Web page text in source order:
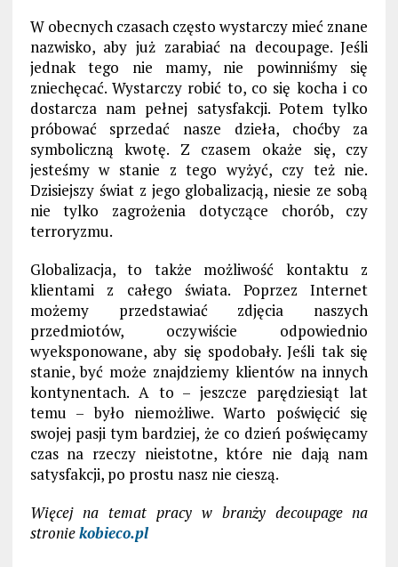
W obecnych czasach często wystarczy mieć znane
nazwisko, aby już zarabiać na decoupage. Jeśli
jednak tego nie mamy, nie powinniśmy się
zniechęcać. Wystarczy robić to, co się kocha i co
dostarcza nam pełnej satysfakcji. Potem tylko
próbować sprzedać nasze dzieła, choćby za
symboliczną kwotę. Z czasem okaże się, czy
jesteśmy w stanie z tego wyżyć, czy też nie.
Dzisiejszy świat z jego globalizacją, niesie ze sobą
nie tylko zagrożenia dotyczące chorób, czy
terroryzmu.
Globalizacja, to także możliwość kontaktu z
klientami z całego świata. Poprzez Internet
możemy przedstawiać zdjęcia naszych
przedmiotów, oczywiście odpowiednio
wyeksponowane, aby się spodobały. Jeśli tak się
stanie, być może znajdziemy klientów na innych
kontynentach. A to – jeszcze parędziesiąt lat
temu – było niemożliwe. Warto poświęcić się
swojej pasji tym bardziej, że co dzień poświęcamy
czas na rzeczy nieistotne, które nie dają nam
satysfakcji, po prostu nasz nie cieszą.
Więcej na temat pracy w branży decoupage na
stroniekobieco.pl